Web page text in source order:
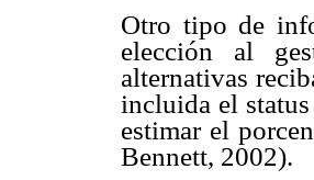
Otro tipo de
elección al
alternativas
incluida el
estimar el
Bennett, 2002).